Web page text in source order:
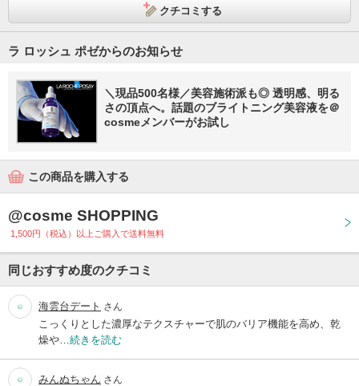
クチコミする
ラ ロッシュ ポゼからのお知らせ
＼現品500名様／美容施術派も◎ 透明感、明る
さの頂点へ。話題のブライトニング美容液を＠
cosmeメンバーがお試し
この商品を購入する
@cosme SHOPPING
1,500円（税込）以上ご購入で送料無料
同じおすすめ度のクチコミ
海雲台デート さん
こっくりとした濃厚なテクスチャーで肌のバリア機能を高め、乾
燥や… 続きを読む
みんぬちゃん さん